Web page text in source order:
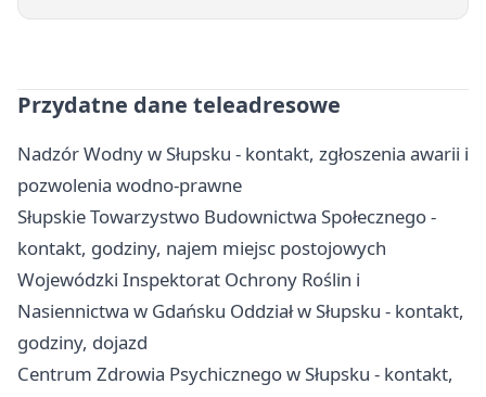
Przydatne dane teleadresowe
Nadzór Wodny w Słupsku - kontakt, zgłoszenia awarii i
pozwolenia wodno-prawne
Słupskie Towarzystwo Budownictwa Społecznego -
kontakt, godziny, najem miejsc postojowych
Wojewódzki Inspektorat Ochrony Roślin i
Nasiennictwa w Gdańsku Oddział w Słupsku - kontakt,
godziny, dojazd
Centrum Zdrowia Psychicznego w Słupsku - kontakt,